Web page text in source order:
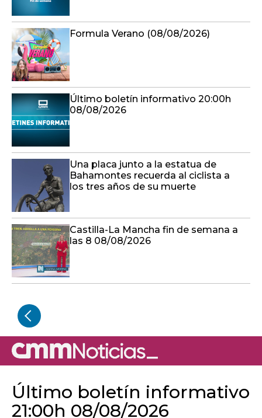
Formula Verano (08/08/2026)
Último boletín informativo 20:00h
08/08/2026
Una placa junto a la estatua de
Bahamontes recuerda al ciclista a
los tres años de su muerte
Castilla-La Mancha fin de semana a
las 8 08/08/2026
Último boletín informativo
21:00h 08/08/2026